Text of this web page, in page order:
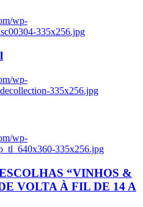
wp-
335x256.jpg
wp-
335x256.jpg
wp-
335x256.jpg
“VINHOS &
VOLTA À FIL DE 14 A